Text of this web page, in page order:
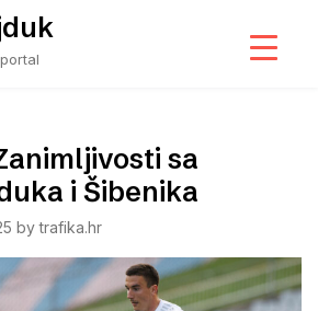
sa
i Šibenika
bytrafika.hr